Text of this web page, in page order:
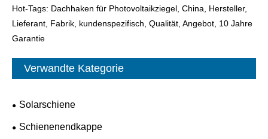
Hot-Tags: Dachhaken für Photovoltaikziegel, China, Hersteller,
Lieferant, Fabrik, kundenspezifisch, Qualität, Angebot, 10 Jahre
Garantie
Verwandte Kategorie
Solarschiene
Schienenendkappe